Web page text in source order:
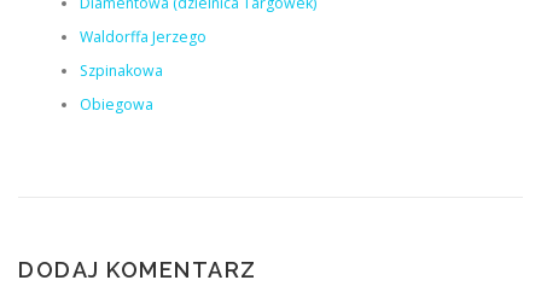
Waldorffa Jerzego
Szpinakowa
Obiegowa
DODAJ KOMENTARZ